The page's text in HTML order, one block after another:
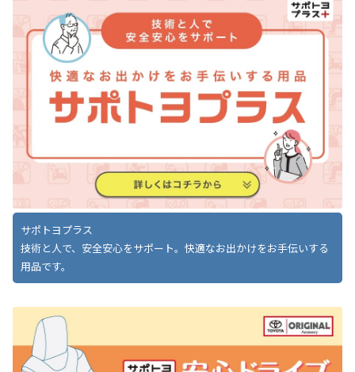
サポトヨプラス
技術と人で、安全安心をサポート。快適なお出かけをお手伝いする
用品です。